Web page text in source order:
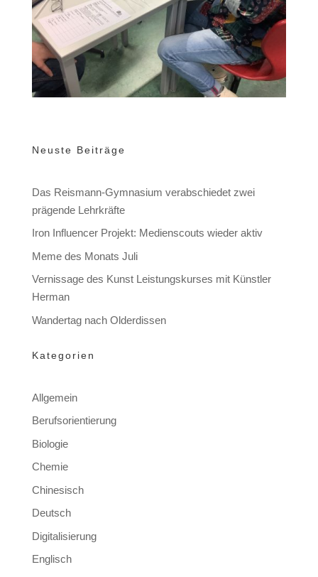
Neuste Beiträge
Das Reismann-Gymnasium verabschiedet zwei
prägende Lehrkräfte
Iron Influencer Projekt: Medienscouts wieder aktiv
Meme des Monats Juli
Vernissage des Kunst Leistungskurses mit Künstler
Herman
Wandertag nach Olderdissen
Kategorien
Allgemein
Berufsorientierung
Biologie
Chemie
Chinesisch
Deutsch
Digitalisierung
Englisch